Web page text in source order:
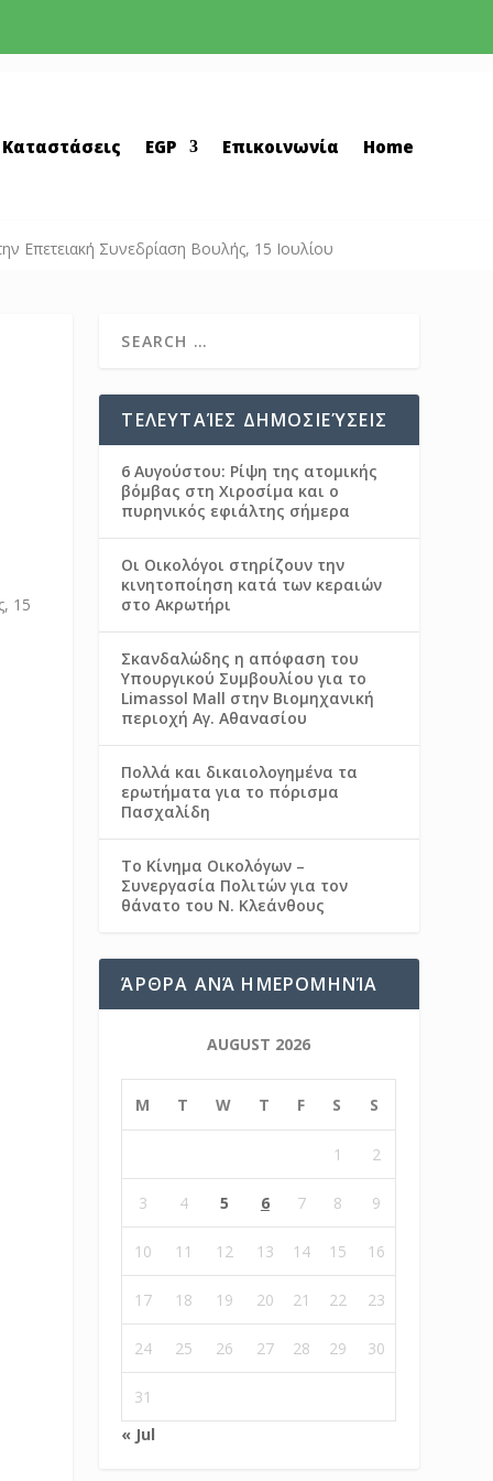
EGP Επικοινωνία Home
Επετειακή Συνεδρίαση Βουλής, 15 Ιουλίου
ΤΕΛΕΥΤΑΊΕΣ ΔΗΜΟΣΙΕΎΣΕΙΣ
6 Αυγούστου: Ρίψη της ατομικής
βόμβας στη Χιροσίμα και ο
πυρηνικός εφιάλτης σήμερα
Οι Οικολόγοι στηρίζουν την
κινητοποίηση κατά των κεραιών
στο Ακρωτήρι
Σκανδαλώδης η απόφαση του
Υπουργικού Συμβουλίου για το
Limassol Mall στην Βιομηχανική
περιοχή Αγ. Αθανασίου
Πολλά και δικαιολογημένα τα
ερωτήματα για το πόρισμα
Πασχαλίδη
Το Κίνημα Οικολόγων –
Συνεργασία Πολιτών για τον
θάνατο του Ν. Κλεάνθους
ΆΡΘΡΑ ΑΝΆ ΗΜΕΡΟΜΗΝΊΑ
AUGUST 2026
M T W T F S S
1 2
3 4 5 6 7 8 9
10 11 12 13 14 15 16
17 18 19 20 21 22 23
24 25 26 27 28 29 30
31
« Jul